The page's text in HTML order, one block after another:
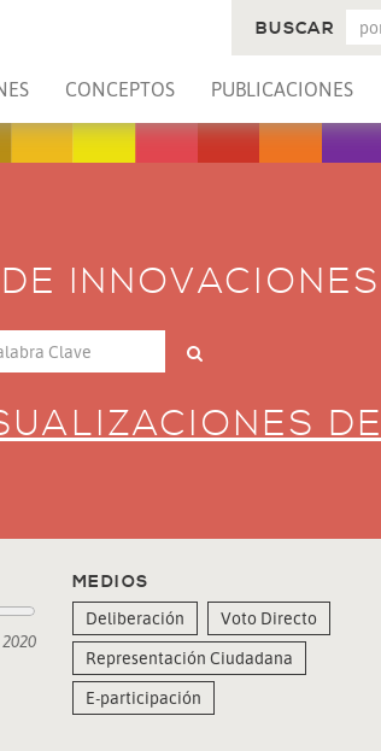
CONCEPTOS PUBLICACIONES
BUSCAR
INNOVACIONES
2020
MEDIOS
Deliberación
Voto Directo
Representación Ciudadana
E-participación